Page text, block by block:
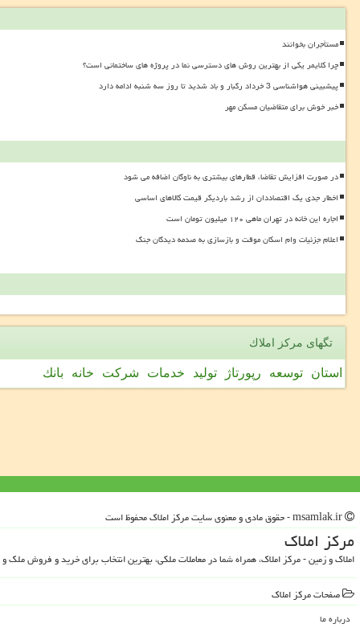
مستأجران بخوانند
چرا کلایمر یکی از بهترین روش های دسترسی نما در پروژه های ساختمانی است؟
پیشبینی هواشناسی 3 خرداد رگبار و باد شدید تا روز سه شنبه ادامه دارد
خبر خوش برای متقاضیان مسکن مهر
در صورت افزایش تقاضا، قطارهای بیشتری به ناوگان اضافه می شود
اخطار جدی یک اقتصاددان از رشد باردیگر قیمت کالاهای اساسی
اجاره این خانه در تهران ماهی ۱۲۰ میلیون تومان است
اعلام جزئیات وام اسکان موقت و بازسازی به صدمه دیدگان جنگ
تگهای مركز املاك
استان توسعه رپورتاژ تولید خدمات شركت خانه بانك
مركز املاك
املاک و زمین - مرکز املاک، همراه شما در معاملات ملکی، بهترین انتخاب برای خرید و فروش ملک
صفحات مركز املاك
درباره ما